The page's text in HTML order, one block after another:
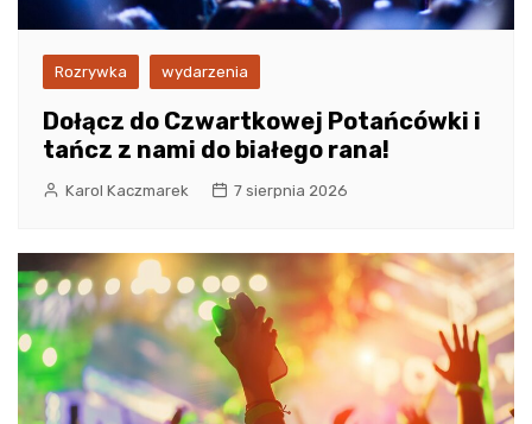
Rozrywka wydarzenia
Dołącz do Czwartkowej Potańcówki i
tańcz z nami do białego rana!
Karol Kaczmarek 7 sierpnia 2026